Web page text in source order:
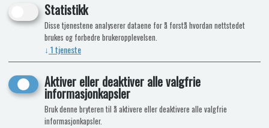
Statistikk
Disse tjenestene analyserer dataene for å forstå hvordan nettstedet
brukes og forbedre brukeropplevelsen.
↓ 1tjeneste
Aktiver eller deaktiver alle valgfrie
informasjonkapsler
Bruk denne bryteren til å aktivere eller deaktivere alle valgfrie
informasjonkapsler.